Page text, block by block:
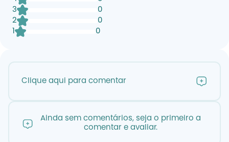
3
0
2
0
1
0
Clique aqui para comentar
Ainda sem comentários, seja o primeiro a
comentar e avaliar.